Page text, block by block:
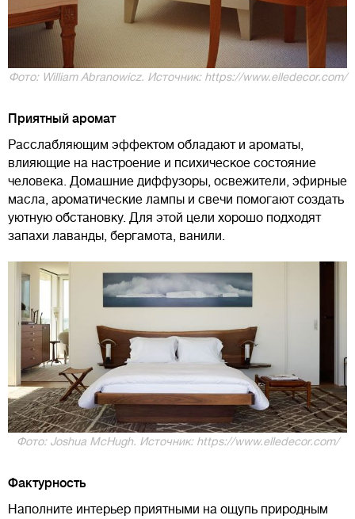
Фото: William Abranowicz. Источник: https://www.elledecor.com/
Приятный аромат
Расслабляющим эффектом обладают и ароматы,
влияющие на настроение и психическое состояние
человека. Домашние диффузоры, освежители, эфирные
масла, ароматические лампы и свечи помогают создать
уютную обстановку. Для этой цели хорошо подходят
запахи лаванды, бергамота, ванили.
Фото: Joshua McHugh. Источник: https://www.elledecor.com/
Фактурность
Наполните интерьер приятными на ощупь природным